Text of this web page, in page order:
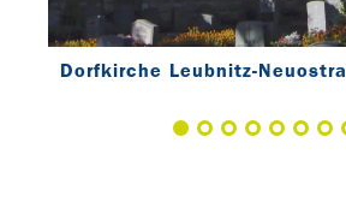
Dorfkirche Leubnitz-Neuostra